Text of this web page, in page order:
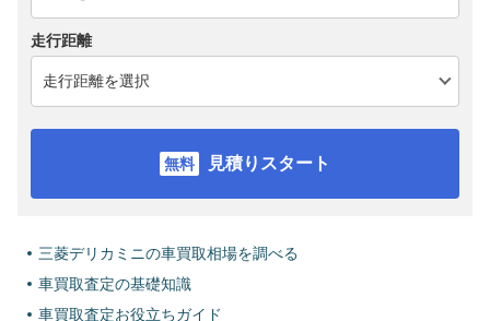
走行距離
見積りスタート
三菱デリカミニの車買取相場を調べる
車買取査定の基礎知識
車買取査定お役立ちガイド